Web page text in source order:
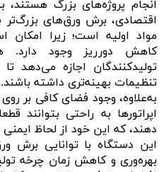
انجام پروژه‌های بزرگ هستند،
اقتصادی، برش ورق‌های
مواد اولیه است؛ زیرا امکان
کاهش دورریز وجود دارد.
تولیدکنندگان اجازه می‌دهد
تنظیمات بهینه‌تری داشته باشند.
به‌علاوه، وجود فضای کافی بر
اپراتورها به راحتی بتوانند
دهند، که این خود از لحاظ
این دستگاه با توانایی برش
بهره‌وری و کاهش زمان چرخه